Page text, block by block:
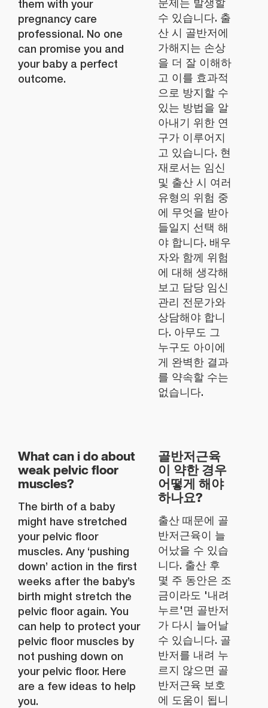
them with your
pregnancy care
professional. No one
can promise you and
your baby a perfect
outcome.
수 있습니다. 출
산 시 골반저에
가해지는 손상
을 더 잘 이해하
고 이를 효과적
으로 방지할 수
있는 방법을 알
아내기 위한 연
구가 이루어지
고 있습니다. 현
재로서는 임신
및 출산 시 여러
유형의 위험 중
에 무엇을 받아
들일지 선택 해
야 합니다. 배우
자와 함께 위험
에 대해 생각해
보고 담당 임신
관리 전문가와
상담해야 합니
다. 아무도 그
누구도 아이에
게 완벽한 결과
를 약속할 수는
없습니다.
What can i do about
weak pelvic floor
muscles?
The birth of a baby
might have stretched
your pelvic floor
muscles. Any ‘pushing
down’ action in the first
weeks after the baby’s
birth might stretch the
pelvic floor again. You
can help to protect your
pelvic floor muscles by
not pushing down on
your pelvic floor. Here
are a few ideas to help
you.
골반저근육
이 약한 경우
어떻게 해야
하나요?
출산 때문에 골
반저근육이 늘
어났을 수 있습
니다. 출산 후
몇 주 동안은 조
금이라도 '내려
누르'면 골반저
가 다시 늘어날
수 있습니다. 골
반저를 내려 누
르지 않으면 골
반저근육 보호
에 도움이 됩니